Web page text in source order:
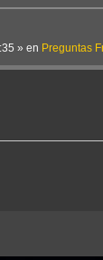
» en Preguntas